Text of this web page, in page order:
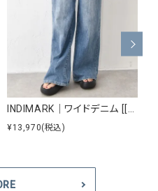
¥13,970(税込)